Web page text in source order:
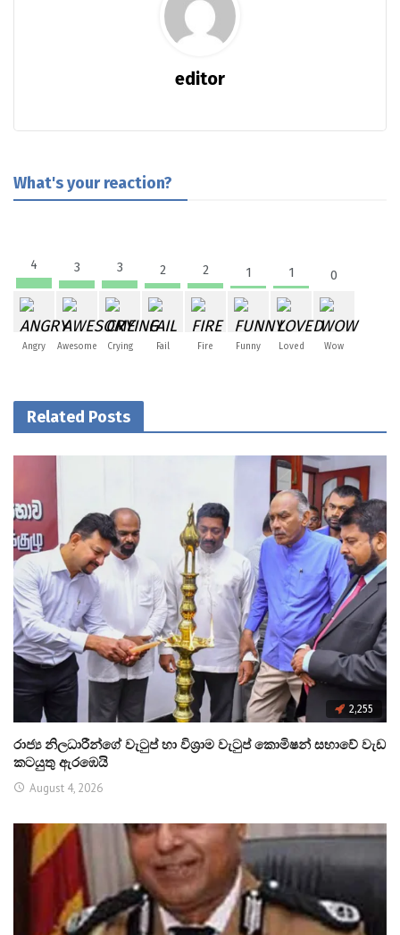
editor
What's your reaction?
4
Angry
3
Awesome
3
Crying
2
Fail
2
Fire
1
Funny
1
Loved
0
Wow
Related Posts
2,255
රාජ්‍ය නිලධාරීන්ගේ වැටුප් හා විශ්‍රාම වැටුප් කොමිෂන් සභාවේ වැඩ
කටයුතු ඇරඹෙයි
August 4, 2026